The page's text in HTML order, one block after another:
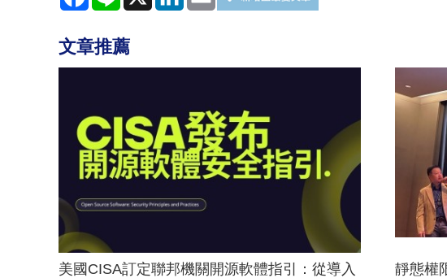
文章推薦
美國CISA訂定聯邦機關開源軟體指引：從導入
靜態權